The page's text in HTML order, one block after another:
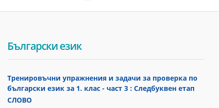
Български език
Тренировъчни упражнения и задачи за проверка по
български език за 1. клас - част 3 : Следбуквен етап
СЛОВО